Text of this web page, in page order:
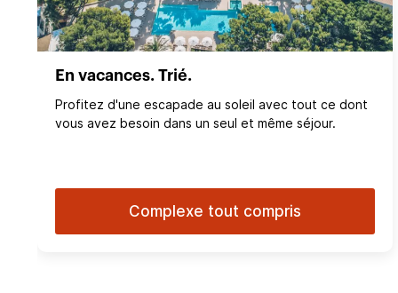
En vacances. Trié.
Profitez d'une escapade au soleil avec tout ce dont
vous avez besoin dans un seul et même séjour.
Complexe tout compris